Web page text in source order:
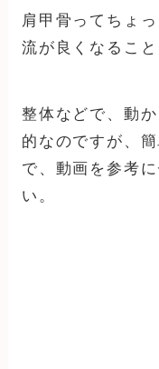
肩甲骨ってちょ
流が良くなるこ
整体などで、動
的なのですが、
で、動画を参考
い。